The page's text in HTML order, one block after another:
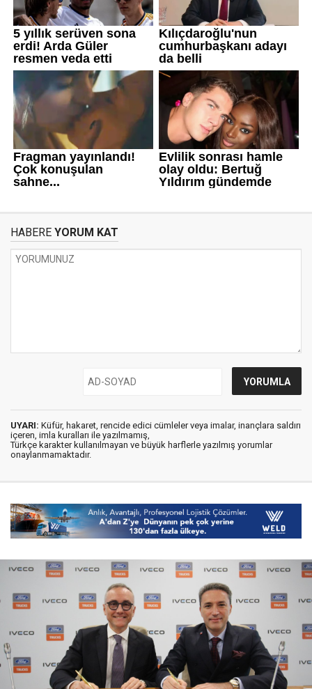
HABERE YORUM KAT
UYARI: Küfür, hakaret, rencide edici cümleler veya imalar, inançlara saldırı
içeren, imla kuralları ile yazılmamış,
Türkçe karakter kullanılmayan ve büyük harflerle yazılmış yorumlar
onaylanmamaktadır.